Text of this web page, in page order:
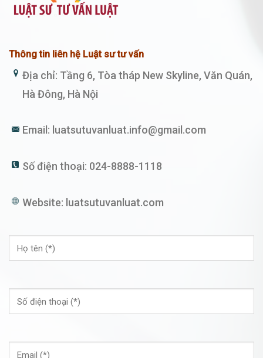
Thông tin liên hệ Luật sư tư vấn
Địa chỉ: Tầng 6, Tòa tháp New Skyline, Văn Quán,
Hà Đông, Hà Nội
Email: luatsutuvanluat.info@gmail.com
Số điện thoại: 024-8888-1118
Website: luatsutuvanluat.com